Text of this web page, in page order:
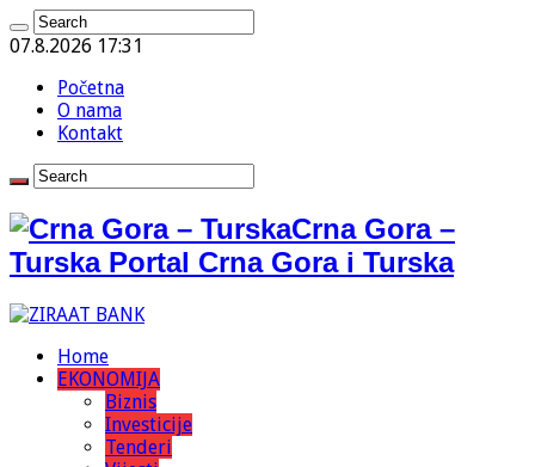
07.8.2026 17:31
Početna
O nama
Kontakt
Crna Gora –
Turska Portal Crna Gora i Turska
Home
EKONOMIJA
Biznis
Investicije
Tenderi